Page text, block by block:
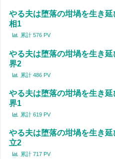
やる夫は堕落の坩堝を生き
相1
累計 576 PV
やる夫は堕落の坩堝を生き
界2
累計 486 PV
やる夫は堕落の坩堝を生き
界1
累計 619 PV
やる夫は堕落の坩堝を生き
立2
累計 717 PV